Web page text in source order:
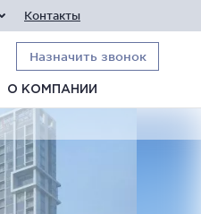
Контакты
Назначить звонок
О КОМПАНИИ